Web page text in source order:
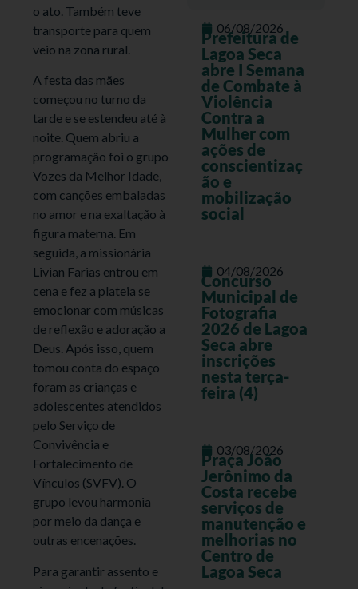
o ato. Também teve
transporte para quem
veio na zona rural.
A festa das mães
começou no turno da
tarde e se estendeu até à
noite. Quem abriu a
programação foi o grupo
Vozes da Melhor Idade,
com canções embaladas
no amor e na exaltação à
figura materna. Em
seguida, a missionária
Livian Farias entrou em
cena e fez a plateia se
emocionar com músicas
de reflexão e adoração a
Deus. Após isso, quem
tomou conta do espaço
foram as crianças e
adolescentes atendidos
pelo Serviço de
Convivência e
Fortalecimento de
Vínculos (SVFV). O
grupo levou harmonia
por meio da dança e
outras encenações.
Para garantir assento e
06/08/2026
Prefeitura de
Lagoa Seca
abre I Semana
de Combate à
Violência
Contra a
Mulher com
ações de
conscientizaç
ão e
mobilização
social
04/08/2026
Concurso
Municipal de
Fotografia
2026 de Lagoa
Seca abre
inscrições
nesta terça-
feira (4)
03/08/2026
Praça João
Jerônimo da
Costa recebe
serviços de
manutenção e
melhorias no
Centro de
Lagoa Seca